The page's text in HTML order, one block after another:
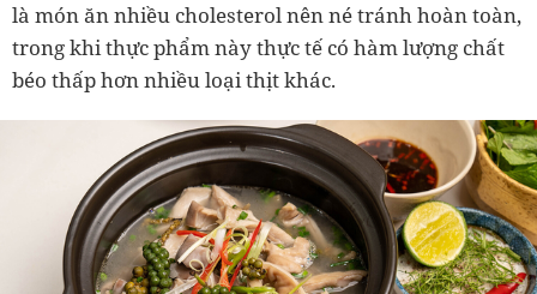
là món ăn nhiều cholesterol nên né tránh hoàn toàn,
trong khi thực phẩm này thực tế có hàm lượng chất
béo thấp hơn nhiều loại thịt khác.